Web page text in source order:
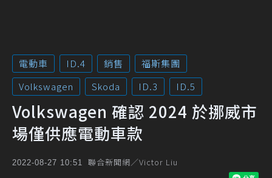
電動車 ID.4 銷售
福斯集團
Volkswagen
Skoda ID.3 ID.5
Volkswagen 確認 2024 於挪威市
場僅供應電動車款
2022-08-27 10:51 聯合新聞網／Victor Liu